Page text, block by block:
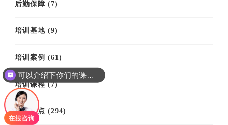
后勤保障 (7)
培训基地 (9)
培训案例 (61)
培训课程(7)
思政热点 (294)
可以介绍下你们的课程吗？